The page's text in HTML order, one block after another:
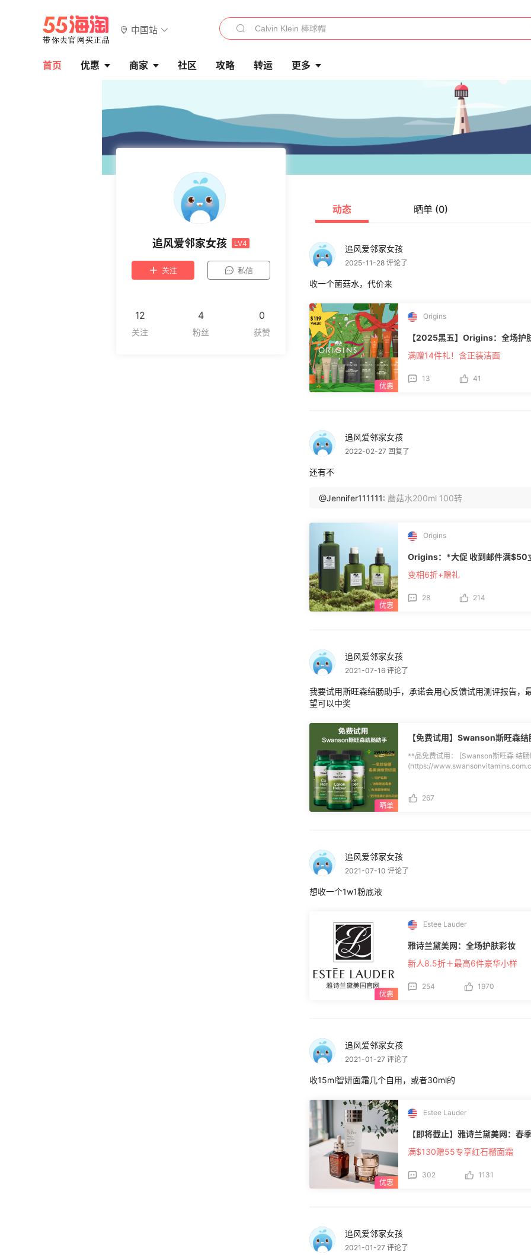
中国站
首页 优惠 商家 社区 攻略 转运 更多
追风爱邻家女孩 LV4
关注 私信
12 4 0
动态 晒单 (0)
追风爱邻家女孩
2025-11-28 评论了
收一个菌菇水，代价来
Origins
【2025黑五】Origins：全场护
满赠14件礼！含正装洁面
13 41
追风爱邻家女孩
2022-02-27 回复了
还有不
@Jennifer111111: 蘑菇水200ml 100转
Origins
Origins：*大促 收到邮件满$50
变相6折+赠礼
28 214
追风爱邻家女孩
2021-07-16 评论了
我要试用斯旺森结肠助手，承诺会用心反馈试用测评报告，
望可以中奖
【免费试用】Swanson斯旺森
**品免费试用： [Swanson斯旺森 结肠
(https://www.swansonvitamins.com.cn/node/2913) 10个
肠助手+承诺会用心反馈试用评测报告” 试用名单：Palpit甜、小石头123、豚豚
活动规则： 1.在符合规则的回帖中抽
267
追风爱邻家女孩
2021-07-10 评论了
想收一个1w1粉底液
Estee Lauder
雅诗兰黛美网：全场护肤彩妆
新人8.5折＋最高6件豪华小样
254 1970
追风爱邻家女孩
2021-01-27 评论了
收15ml智妍面霜几个自用，或者30ml的
Estee Lauder
【即将截止】雅诗兰黛美网：春
满$130赠55专享红石榴面霜
302 1131
追风爱邻家女孩
2021-01-27 评论了